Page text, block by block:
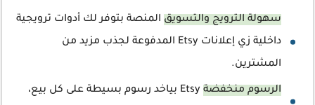
سهولة الترويج والتسويق المنصة بتوفر لك أدوات ترويجية
داخلية زي إعلانات Etsy المدفوعة لجذب مزيد من
المشترين.
الرسوم منخفضة
Etsy بياخد رسوم بسيطة على كل بيع،